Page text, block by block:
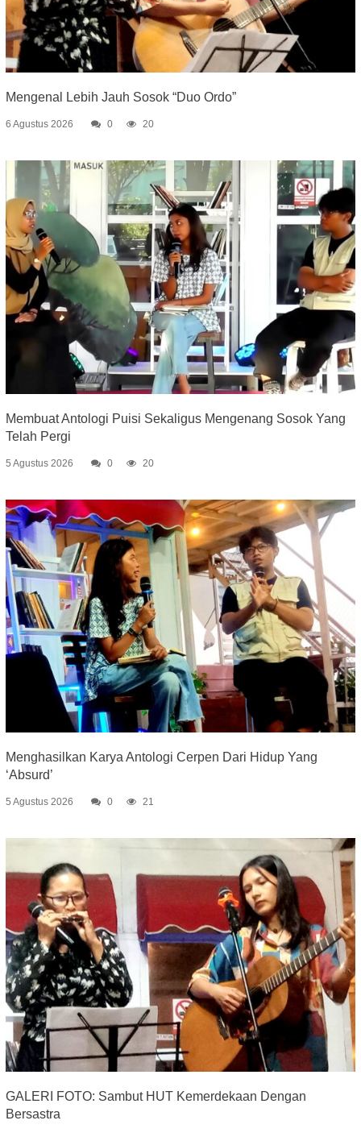
Mengenal Lebih Jauh Sosok “Duo Ordo”
6 Agustus 2026 0 20
Membuat Antologi Puisi Sekaligus Mengenang Sosok Yang
Telah Pergi
5 Agustus 2026 0 20
Menghasilkan Karya Antologi Cerpen Dari Hidup Yang
‘Absurd’
5 Agustus 2026 0 21
GALERI FOTO: Sambut HUT Kemerdekaan Dengan
Bersastra